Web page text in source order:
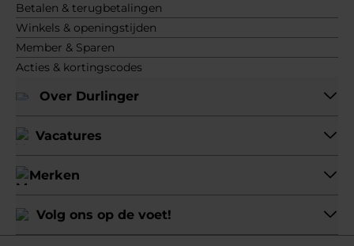
Betalen & terugbetalingen
Winkels & openingstijden
Member & Sparen
Acties & kortingscodes
Over Durlinger
Vacatures
Merken
Volg ons op de voet!